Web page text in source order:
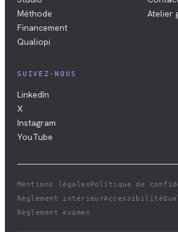
Méthode
Financement
Qualiopi
Atelier
SUIVEZ-NOUS
LinkedIn
X
Instagram
YouTube
Mentions légalesPolitique de
Règlement intérieurAccessibilité
Règlement examen